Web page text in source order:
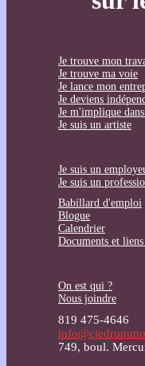
Je trouve mon
Je trouve ma voie
Je lance mon
Je deviens
Je m'implique
Je suis un artiste
Je suis un
Je suis un
Babillard d'emploi
Blogue
Calendrier
Documents et
On est qui ?
Nous joindre
819 475-4646
749, boul.